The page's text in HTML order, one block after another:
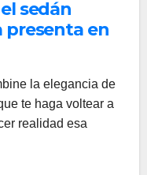
sedán
presenta en
la elegancia de
te haga voltear a
realidad esa